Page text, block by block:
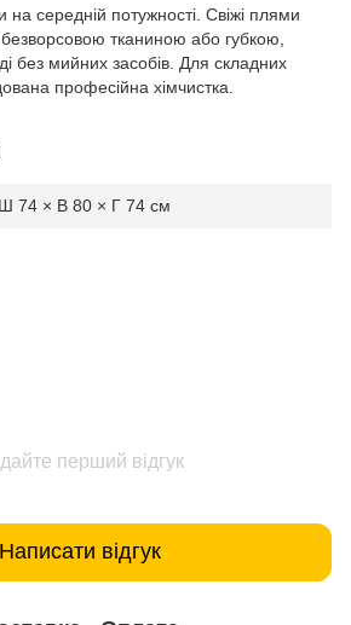
на середній потужності. Свіжі плями
тканиною або губкою,
без мийних засобів. Для складних
професійна хімчистка.
Ш 74 × В 80 × Г 74 см
перший відгук
Написати відгук